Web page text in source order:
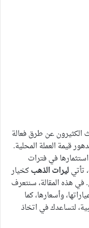
الكثيرون عن طرق فعالة
قيمة العملة المحلية.
في فترات
تأتيليرات الذهبكخيار
في هذه المقالة، سنتعرف
وأسعارها، كما
لتساعدك في اتخاذ